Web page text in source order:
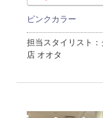
ピンクカラー
担当スタイリスト：
店 オオタ